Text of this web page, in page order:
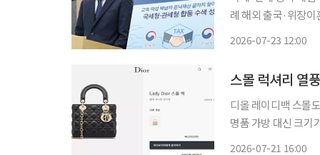
례 해외 출국·위장이혼 혐의…정보교
2026-07-23 12:00
스몰 럭셔리 열
디올 레이디백 스몰
명품 가방 대신 크기
2026-07-21 16:00